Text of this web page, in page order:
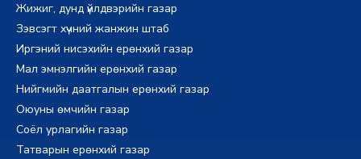
Жижиг, дунд үйлдвэрийн газар
Зэвсэгт хүчний жанжин штаб
Иргэний нисэхийн ерөнхий газар
Мал эмнэлгийн ерөнхий газар
Нийгмийн даатгалын ерөнхий газар
Оюуны өмчийн газар
Соёл урлагийн газар
Татварын ерөнхий газар